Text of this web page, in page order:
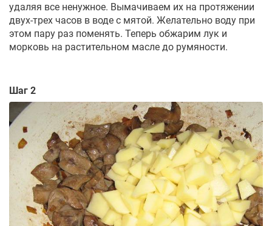
удаляя все ненужное. Вымачиваем их на протяжении
двух-трех часов в воде с мятой. Желательно воду при
этом пару раз поменять. Теперь обжарим лук и
морковь на растительном масле до румяности.
Шаг 2